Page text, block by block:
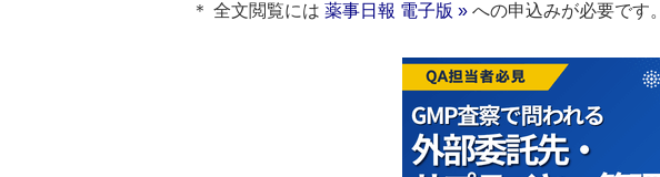
＊ 全文閲覧には 薬事日報 電子版 » への申込みが必要です。